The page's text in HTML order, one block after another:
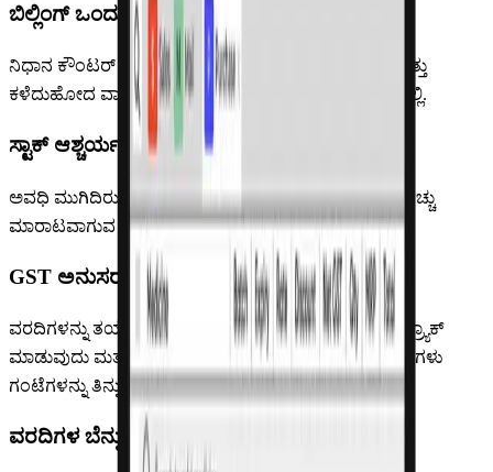
ಬಿಲ್ಲಿಂಗ್ ಒಂದು ಅಡ್ಡಿ
ನಿಧಾನ ಕೌಂಟರ್ ಎಂದರೆ ಸಾಲುಗಳು, ಅಸಹನೆಯ ಗ್ರಾಹಕರು ಮತ್ತು
ಕಳೆದುಹೋದ ವಾಕ್-ಇನ್‌ಗಳು — ವಿಶೇಷವಾಗಿ ಗರಿಷ್ಠ ಸಮಯದಲ್ಲಿ.
ಸ್ಟಾಕ್ ಆಶ್ಚರ್ಯಗಳು ಲಾಭವನ್ನು ಕೊಲ್ಲುತ್ತವೆ
ಅವಧಿ ಮುಗಿದಿರುವುದನ್ನು ಕೌಂಟರಿನಲ್ಲಿ ಪತ್ತೆ ಮಾಡುತ್ತೀರಿ ಮತ್ತು ಹೆಚ್ಚು
ಮಾರಾಟವಾಗುವ ವಸ್ತುಗಳು ಎಚ್ಚರಿಕೆ ಇಲ್ಲದೆ ಖಾಲಿಯಾಗುತ್ತವೆ.
GST ಅನುಸರಣೆ ಕೈಯಿಂದ ಮತ್ತು ಗೊಂದಲಮಯ
ವರದಿಗಳನ್ನು ತಯಾರಿಸುವುದು, ಇ-ಇನ್‌ವಾಯ್ಸಿಂಗ್ ಮಿತಿಗಳನ್ನು ಟ್ರ್ಯಾಕ್
ಮಾಡುವುದು ಮತ್ತು ರಿಟರ್ನ್‌ಗಳನ್ನು ಸರಿಹೊಂದಿಸುವುದು ಪ್ರತಿ ತಿಂಗಳು
ಗಂಟೆಗಳನ್ನು ತಿನ್ನುತ್ತದೆ.
ವರದಿಗಳ ಬೆನ್ನುಹತ್ತದೆ ವ್ಯವಹಾರವನ್ನು ನೋಡಲಾಗದು